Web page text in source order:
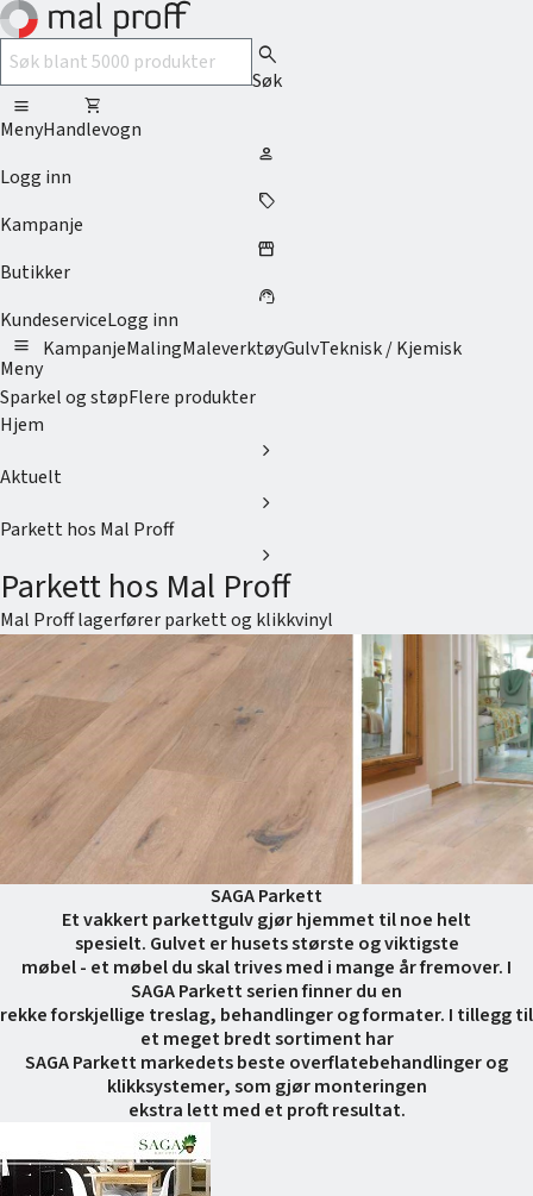
search
Søk
menu
Meny
shopping_cart
Handlevogn
person
Logg inn
sell
Kampanje
storefront
Butikker
support_agent
KundeserviceLogg inn
menu
Meny
KampanjeMalingMaleverktøyGulvTeknisk / Kjemisk
Sparkel og støpFlere produkter
Hjem
chevron_right
Aktuelt
chevron_right
Parkett hos Mal Proff
chevron_right
Parkett hos Mal Proff
Mal Proff lagerfører parkett og klikkvinyl
SAGA Parkett
Et vakkert parkettgulv gjør hjemmet til noe helt
spesielt. Gulvet er husets største og viktigste
møbel - et møbel du skal trives med i mange år fremover. I
SAGA Parkett serien finner du en
rekke forskjellige treslag, behandlinger og formater. I tillegg til
et meget bredt sortiment har
SAGA Parkett markedets beste overflatebehandlinger og
klikksystemer, som gjør monteringen
ekstra lett med et proft resultat.